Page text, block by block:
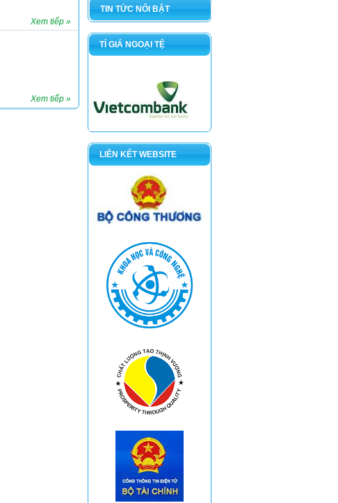
Xem tiếp »
Xem tiếp »
TIN TỨC NỔI BẬT
TỈ GIÁ NGOẠI TỆ
LIÊN KẾT WEBSITE